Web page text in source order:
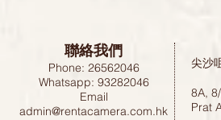
聯絡我們
Phone: 26562046
Whatsapp: 93282046
Email
admin@rentacamera.com.hk
尖沙
8A,
Prat